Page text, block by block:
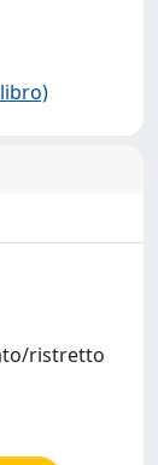
ristretto